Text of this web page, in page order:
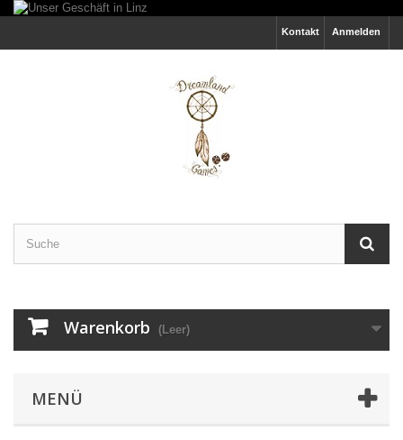
Anmelden
Kontakt
Warenkorb (Leer)
MENÜ